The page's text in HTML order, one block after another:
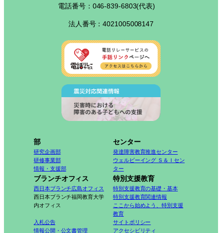
電話番号：046-839-6803(代表)
法人番号：4021005008147
部
研究企画部
研修事業部
情報・支援部
センター
発達障害教育推進センター
ウェルビーイング Ｓ＆Ｉセン
ター
ブランチオフィス
西日本ブランチ広島オフィス
西日本ブランチ福岡教育大学
内オフィス
特別支援教育
特別支援教育の基礎・基本
特別支援教育関連情報
ここから始めよう、特別支援
教育
入札公告
情報公開・公文書管理
サイトポリシー
アクセシビリティ